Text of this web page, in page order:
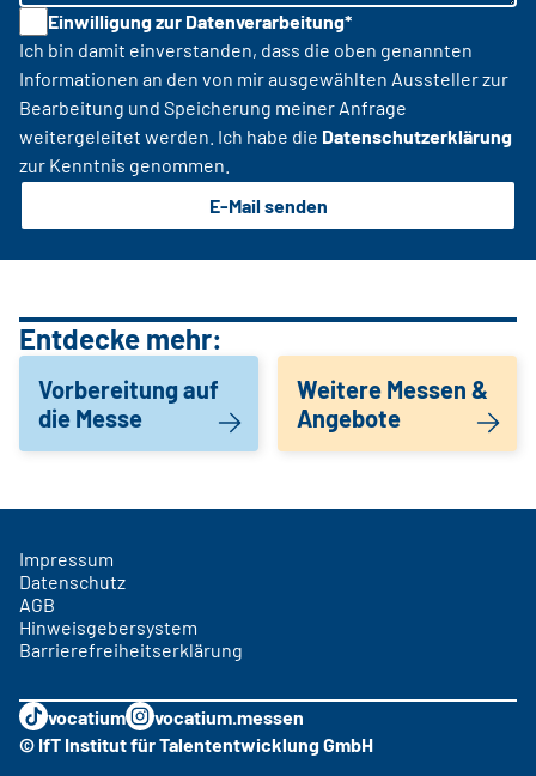
Einwilligung zur Datenverarbeitung*
Ich bin damit einverstanden, dass die oben genannten
Informationen an den von mir ausgewählten Aussteller zur
Bearbeitung und Speicherung meiner Anfrage
weitergeleitet werden. Ich habe die Datenschutzerklärung
zur Kenntnis genommen.
E-Mail senden
Entdecke mehr:
Vorbereitung auf
die Messe
Weitere Messen &
Angebote
Impressum
Datenschutz
AGB
Hinweisgebersystem
Barrierefreiheitserklärung
vocatium
vocatium.messen
© IfT Institut für Talententwicklung GmbH